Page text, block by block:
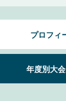
プロフィ
年度別大